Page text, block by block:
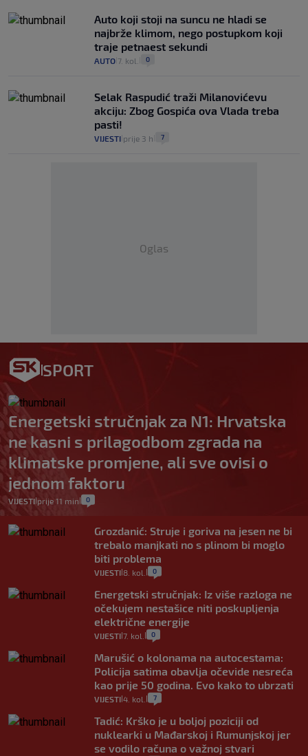
Auto koji stoji na suncu ne hladi se
najbrže klimom, nego postupkom koji
traje petnaest sekundi
AUTO 7. kol. 0
Selak Raspudić traži Milanovićevu
akciju: Zbog Gospića ova Vlada treba
pasti!
VIJESTI prije 3 h 7
Oglas
SPORT
Energetski stručnjak za N1: Hrvatska
ne kasni s prilagodbom zgrada na
klimatske promjene, ali sve ovisi o
jednom faktoru
VIJESTI prije 11 min 0
Grozdanić: Struje i goriva na jesen ne bi
trebalo manjkati no s plinom bi moglo
biti problema
VIJESTI 8. kol. 0
Energetski stručnjak: Iz više razloga ne
očekujem nestašice niti poskupljenja
električne energije
VIJESTI 7. kol. 0
Marušić o kolonama na autocestama:
Policija satima obavlja očevide nesreća
kao prije 50 godina. Evo kako to ubrzati
VIJESTI 4. kol. 7
Tadić: Krško je u boljoj poziciji od
nuklearki u Mađarskoj i Rumunjskoj jer
se vodilo računa o važnoj stvari